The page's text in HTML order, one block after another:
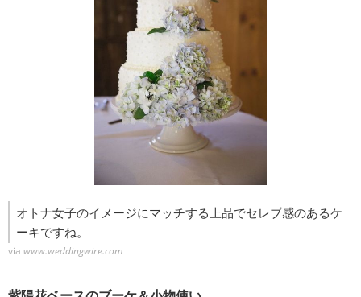
オトナ女子のイメージにマッチする上品でセレブ感のあるケ
ーキですね。
via www.weddingwire.com